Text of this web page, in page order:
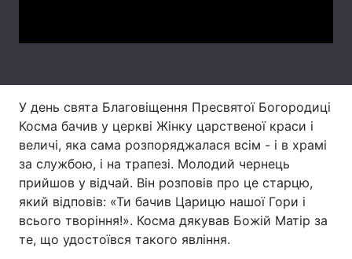
Цікавинки Погода
Екологія Регіони
Лонгріди
Відео з Youtube Статті
У день свята Благовіщення Пресвятої Богородиці
Косма бачив у церкві Жінку царственої краси і
величі, яка сама розпоряджалася всім - і в храмі
за службою, і на трапезі. Молодий чернець
прийшов у відчай. Він розповів про це старцю,
який відповів: «Ти бачив Царицю нашої Гори і
всього творіння!». Косма дякував Божій Матір за
те, що удостоївся такого явління.